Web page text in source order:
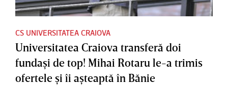
CS UNIVERSITATEA CRAIOVA
Universitatea Craiova transferă doi
fundaşi de top! Mihai Rotaru le-a trimis
ofertele şi îi aşteaptă în Bănie